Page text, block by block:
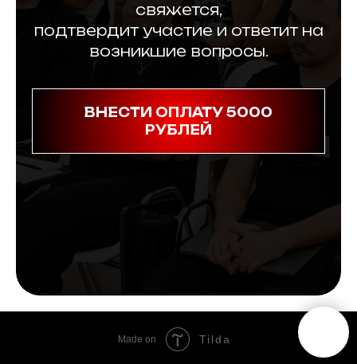
свяжется,
подтвердит участие и ответит на
возникшие вопросы.
ВНЕСТИ ОПЛАТУ 5000
РУБЛЕЙ
Made on Tilda